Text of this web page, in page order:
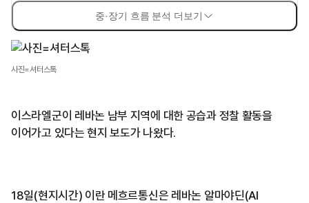
중·장기 흐름 분석 더보기
사진=셔터스톡
이스라엘군이 레바논 남부 지역에 대한 공습과 정찰 활동을
이어가고 있다는 현지 보도가 나왔다.
18일(현지시간) 이란 메흐르통신은 레바논 알마야딘(Al